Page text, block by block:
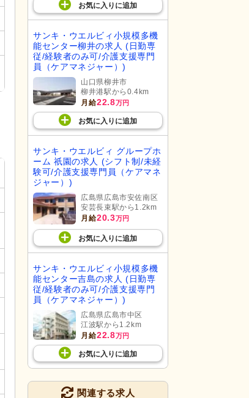
お気に入り に追加
サンキ・ウエルビィ小規模多機
能センター柳井の求人 (日勤専
従/経験者のみ可/介護支援専門
員（ケアマネジャー）)
山口県柳井市
柳井港駅から0.4km
月給22.8万円
お気に入り に追加
サンキ・ウエルビィ グループホ
ーム 祇園の求人 (シフト制/未経
験可/介護支援専門員（ケアマネ
ジャー）)
広島県広島市安佐南区
安芸長束駅から1.2km
月給20.3万円
お気に入り に追加
サンキ・ウエルビィ小規模多機
能センター吉島の求人 (日勤専
従/経験者のみ可/介護支援専門
員（ケアマネジャー）)
広島県広島市中区
江波駅から1.2km
月給22.8万円
お気に入り に追加
関連する求人